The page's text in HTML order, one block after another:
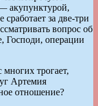
акупунктурой,
за две-три
вопрос об
Господи, операции
трогает,
Артемия
отношение?